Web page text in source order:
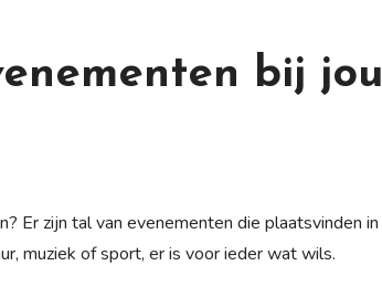
bij jou
Er zijn tal van evenementen die plaatsvinden in
muziek of sport, er is voor ieder wat wils.